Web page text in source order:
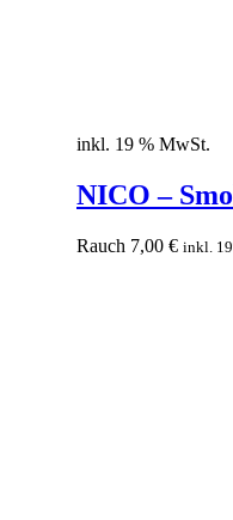
inkl. 19 % MwSt.
NICO –
Rauch 7,00 € inkl.